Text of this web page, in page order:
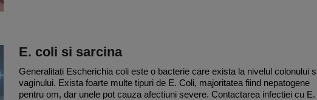
E. coli si sarcina
Generalitati Escherichia coli este o bacterie care exista la nivelul colonului
vaginului. Exista foarte multe tipuri de E. Coli, majoritatea fiind nepatogene
pentru om, dar unele pot cauza afectiuni severe. Contactarea infectiei cu E.